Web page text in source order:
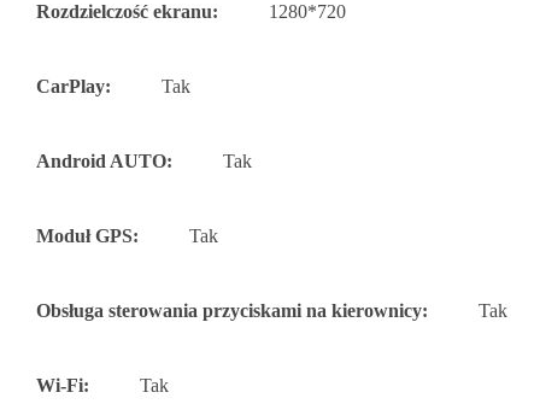
Rozdzielczość ekranu: 1280*720
CarPlay: Tak
Android AUTO: Tak
Moduł GPS: Tak
Obsługa sterowania przyciskami na kierownicy: Tak
Wi-Fi: Tak